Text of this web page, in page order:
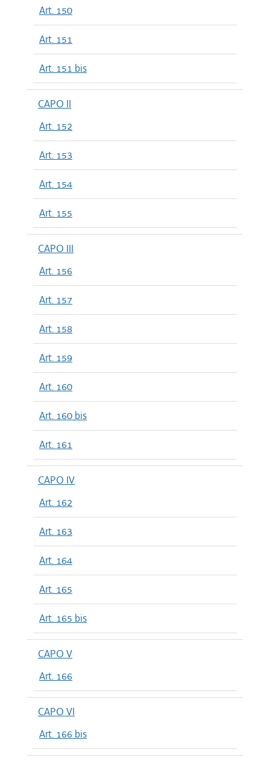
Art. 150
Art. 151
Art. 151 bis
CAPO II
Art. 152
Art. 153
Art. 154
Art. 155
CAPO III
Art. 156
Art. 157
Art. 158
Art. 159
Art. 160
Art. 160 bis
Art. 161
CAPO IV
Art. 162
Art. 163
Art. 164
Art. 165
Art. 165 bis
CAPO V
Art. 166
CAPO VI
Art. 166 bis